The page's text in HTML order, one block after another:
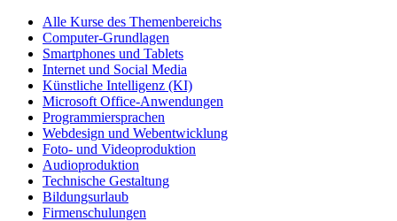
Alle Kurse des Themenbereichs
Computer-Grundlagen
Smartphones und Tablets
Internet und Social Media
Künstliche Intelligenz (KI)
Microsoft Office-Anwendungen
Programmiersprachen
Webdesign und Webentwicklung
Foto- und Videoproduktion
Audioproduktion
Technische Gestaltung
Bildungsurlaub
Firmenschulungen